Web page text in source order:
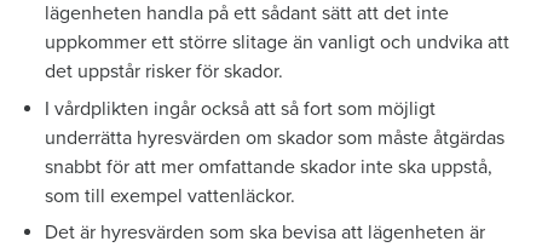
lägenheten handla på ett sådant sätt att det inte
uppkommer ett större slitage än vanligt och undvika att
det uppstår risker för skador.
I vårdplikten ingår också att så fort som möjligt
underrätta hyresvärden om skador som måste åtgärdas
snabbt för att mer omfattande skador inte ska uppstå,
som till exempel vattenläckor.
Det är hyresvärden som ska bevisa att lägenheten är